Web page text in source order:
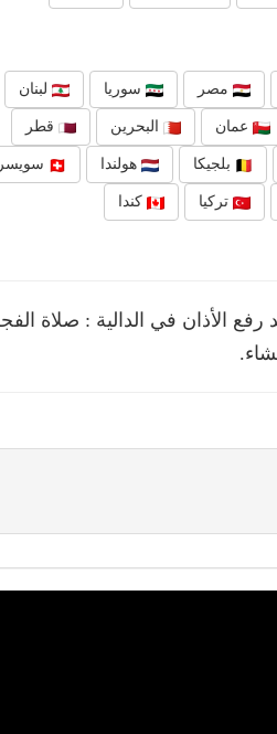
مصر سوريا لبنان
عمان البحرين قطر
بلجيكا هولندا سويسرا
تركيا كندا
الأذان في الدالية : صلاة